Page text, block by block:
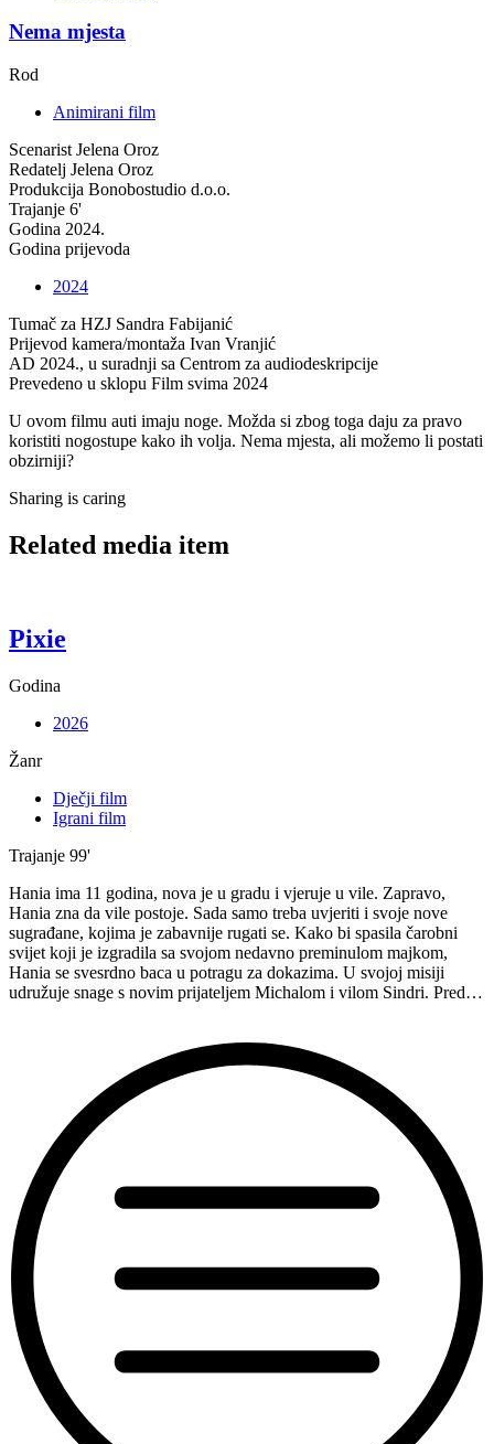
Nema mjesta
Rod
Animirani film
Scenarist Jelena Oroz
Redatelj Jelena Oroz
Produkcija Bonobostudio d.o.o.
Trajanje 6'
Godina 2024.
Godina prijevoda
2024
Tumač za HZJ Sandra Fabijanić
Prijevod kamera/montaža Ivan Vranjić
AD 2024., u suradnji sa Centrom za audiodeskripcije
Prevedeno u sklopu Film svima 2024
U ovom filmu auti imaju noge. Možda si zbog toga daju za pravo
koristiti nogostupe kako ih volja. Nema mjesta, ali možemo li postati
obzirniji?
Sharing is caring
Related media item
Pixie
Godina
2026
Žanr
Dječji film
Igrani film
Trajanje 99'
Hania ima 11 godina, nova je u gradu i vjeruje u vile. Zapravo,
Hania zna da vile postoje. Sada samo treba uvjeriti i svoje nove
sugrađane, kojima je zabavnije rugati se. Kako bi spasila čarobni
svijet koji je izgradila sa svojom nedavno preminulom majkom,
Hania se svesrdno baca u potragu za dokazima. U svojoj misiji
udružuje snage s novim prijateljem Michalom i vilom Sindri. Pred…